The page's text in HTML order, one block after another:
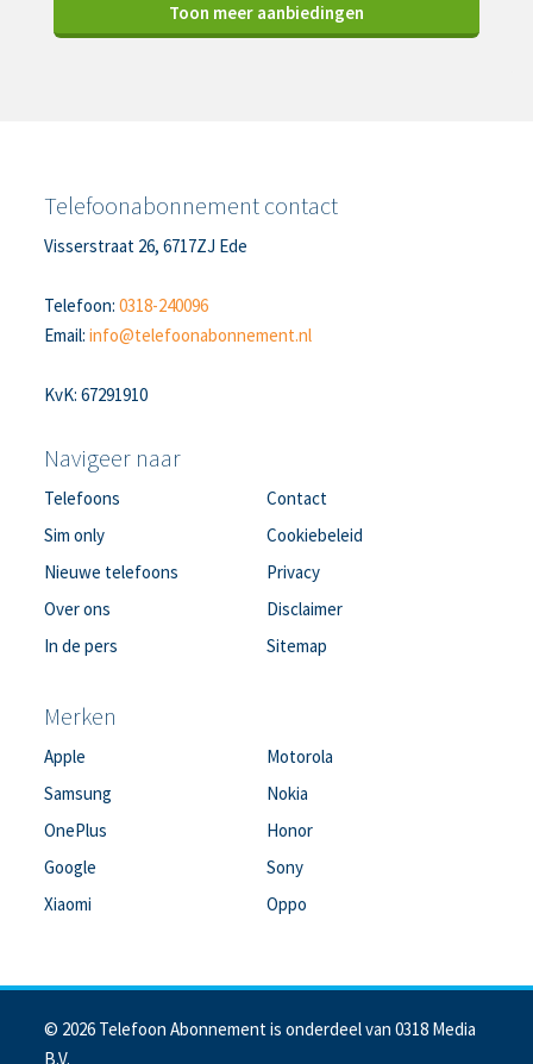
Toon meer aanbiedingen
Telefoonabonnement contact
Visserstraat 26, 6717ZJ Ede
Telefoon:0318-240096
Email:info@telefoonabonnement.nl
KvK: 67291910
Navigeer naar
Telefoons
Sim only
Nieuwe telefoons
Over ons
In de pers
Contact
Cookiebeleid
Privacy
Disclaimer
Sitemap
Merken
Apple
Samsung
OnePlus
Google
Xiaomi
Motorola
Nokia
Honor
Sony
Oppo
© 2026 Telefoon Abonnement is onderdeel van 0318 Media
B.V.